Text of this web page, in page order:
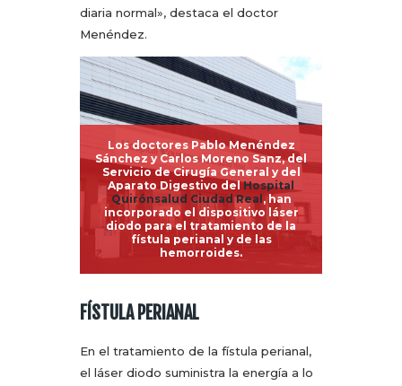
diaria normal», destaca el doctor
Menéndez.
Los doctores Pablo Menéndez
Sánchez y Carlos Moreno Sanz, del
Servicio de Cirugía General y del
Aparato Digestivo delHospital
Quirónsalud Ciudad Real , han
incorporado el dispositivo láser
diodo para el tratamiento de la
fístula perianal y de las
hemorroides.
FÍSTULA PERIANAL
En el tratamiento de la fístula perianal,
el láser diodo suministra la energía a lo